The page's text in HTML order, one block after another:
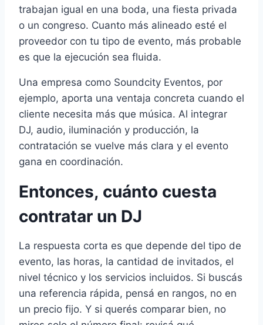
trabajan igual en una boda, una fiesta privada
o un congreso. Cuanto más alineado esté el
proveedor con tu tipo de evento, más probable
es que la ejecución sea fluida.
Una empresa como Soundcity Eventos, por
ejemplo, aporta una ventaja concreta cuando el
cliente necesita más que música. Al integrar
DJ, audio, iluminación y producción, la
contratación se vuelve más clara y el evento
gana en coordinación.
Entonces, cuánto cuesta
contratar un DJ
La respuesta corta es que depende del tipo de
evento, las horas, la cantidad de invitados, el
nivel técnico y los servicios incluidos. Si buscás
una referencia rápida, pensá en rangos, no en
un precio fijo. Y si querés comparar bien, no